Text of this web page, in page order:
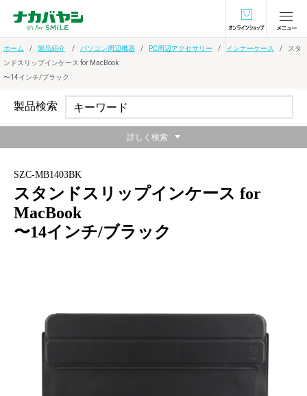
オンラインショ
ホーム 製品紹介 パソコン周辺機器 PC周辺アクセサリー インナーケース
スタ
ンドスリップインケース for MacBook
〜14インチ/ブラック
SZC-MB1403BK
スタンドスリップインケース for
MacBook
〜14インチ/ブラック
さっと取り出せる、スタンドになる
メーカー希望小売価格：
製品検索
詳しく検索